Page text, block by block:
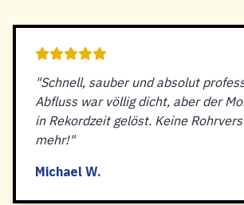
"Schnell, sauber und absolut
Abfluss war völlig dicht, aber der
in Rekordzeit gelöst. Keine
mehr!"
Michael W.